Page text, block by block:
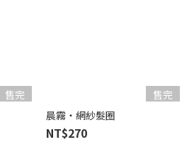
售完
售完
晨霧・網紗髮圈
NT$270